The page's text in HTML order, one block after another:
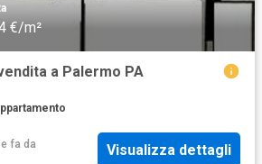
€/m²
a Palermo PA
fa da
Visualizza dettagli